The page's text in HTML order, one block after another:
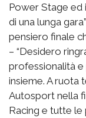
Power Stage ed
di una lunga
pensiero finale
– “Desidero
professionalità
insieme. A ruota
Autosport nella
Racing e tutte